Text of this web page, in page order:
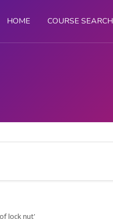
HOME COURSE SEARCH
lock nut'